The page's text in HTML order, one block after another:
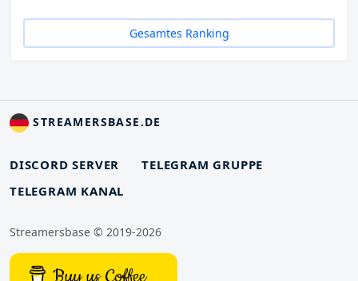
Gesamtes Ranking
STREAMERSBASE.DE
DISCORD SERVER
TELEGRAM GRUPPE
TELEGRAM KANAL
Streamersbase © 2019-2026